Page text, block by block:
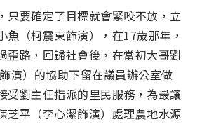
只要確定了目標就會緊咬不放，立
魚（柯震東飾演），在17歲那年，
歪路，回歸社會後，在當初大哥劉
演）的協助下留在議員辦公室做
受劉主任指派的里民服務，為最讓
芝平（李心潔飾演）處理農地水源